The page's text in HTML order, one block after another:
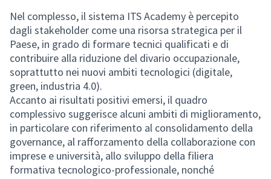
Nel complesso, il sistema ITS Academy è percepito
dagli stakeholder come una risorsa strategica per il
Paese, in grado di formare tecnici qualificati e di
contribuire alla riduzione del divario occupazionale,
soprattutto nei nuovi ambiti tecnologici (digitale,
green, industria 4.0).
Accanto ai risultati positivi emersi, il quadro
complessivo suggerisce alcuni ambiti di miglioramento,
in particolare con riferimento al consolidamento della
governance, al rafforzamento della collaborazione con
imprese e università, allo sviluppo della filiera
formativa tecnologico-professionale, nonché